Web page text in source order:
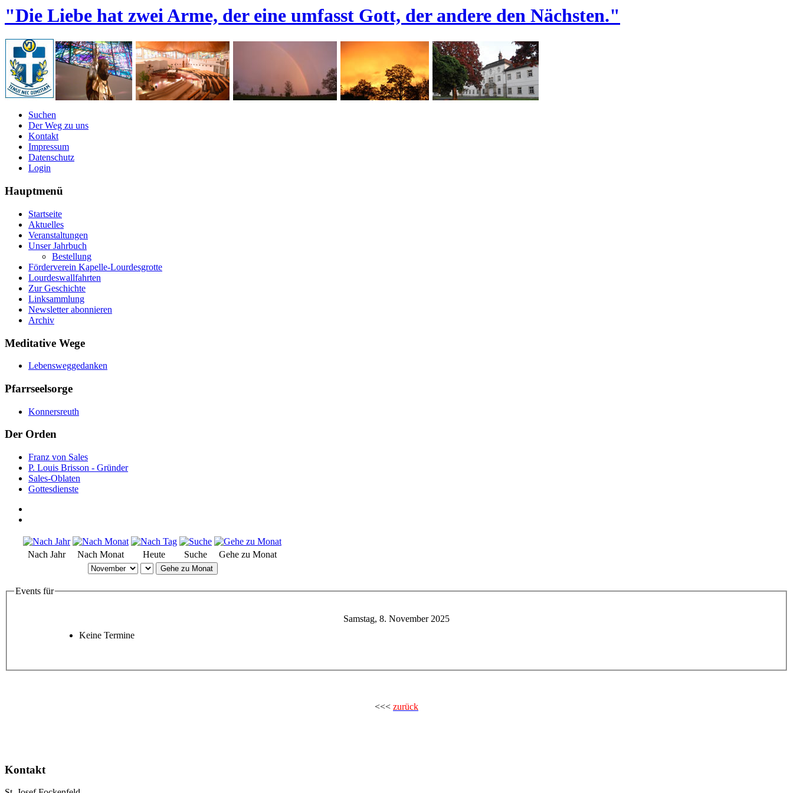
"Die Liebe hat zwei Arme, der eine umfasst Gott, der andere den Nächsten."
Suchen
Der Weg zu uns
Kontakt
Impressum
Datenschutz
Login
Hauptmenü
Startseite
Aktuelles
Veranstaltungen
Unser Jahrbuch
Bestellung
Förderverein Kapelle-Lourdesgrotte
Lourdeswallfahrten
Zur Geschichte
Linksammlung
Newsletter abonnieren
Archiv
Meditative Wege
Lebensweggedanken
Pfarrseelsorge
Konnersreuth
Der Orden
Franz von Sales
P. Louis Brisson - Gründer
Sales-Oblaten
Gottesdienste
Nach Jahr Nach Monat Heute Suche Gehe zu Monat
Gehe zu Monat
Events für
Samstag, 8. November 2025
Keine Termine
<<< zurück
Kontakt